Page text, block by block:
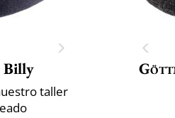
Billy
taller